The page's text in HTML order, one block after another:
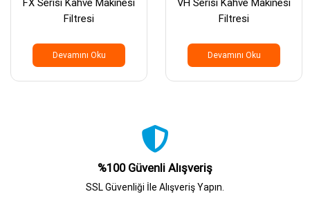
FX Serisi Kahve Makinesi
Filtresi
Devamını Oku
VH Serisi Kahve Makinesi
Filtresi
Devamını Oku
%100 Güvenli Alışveriş
SSL Güvenliği İle Alışveriş Yapın.